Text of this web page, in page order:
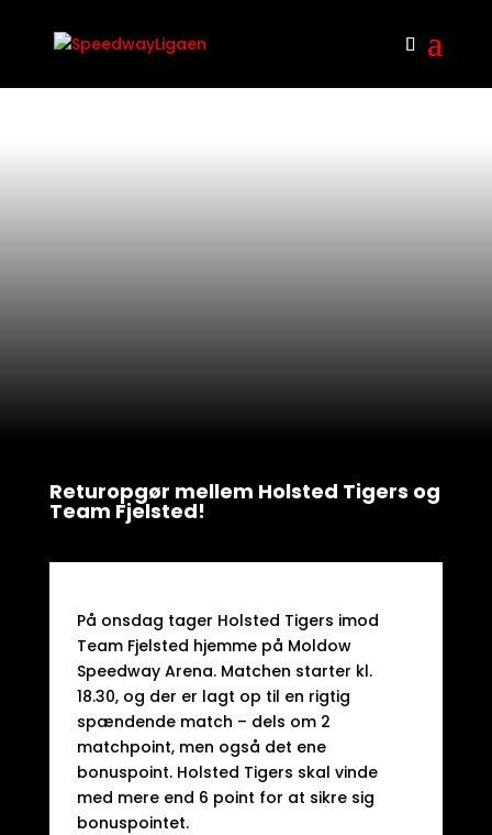
Returopgør mellem Holsted Tigers og
Team Fjelsted!
På onsdag tager Holsted Tigers imod
Team Fjelsted hjemme på Moldow
Speedway Arena. Matchen starter kl.
18.30, og der er lagt op til en rigtig
spændende match – dels om 2
matchpoint, men også det ene
bonuspoint. Holsted Tigers skal vinde
med mere end 6 point for at sikre sig
bonuspointet.